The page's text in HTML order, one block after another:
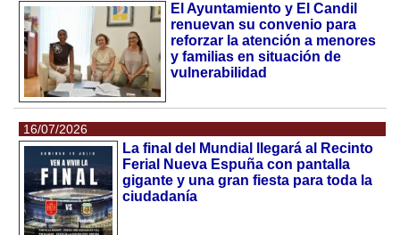
El Ayuntamiento y El Candil
renuevan su convenio para
reforzar la atención a menores
y familias en situación de
vulnerabilidad
16/07/2026
La final del Mundial llegará al Recinto
Ferial Nueva Espuña con pantalla
gigante y una gran fiesta para toda la
ciudadanía